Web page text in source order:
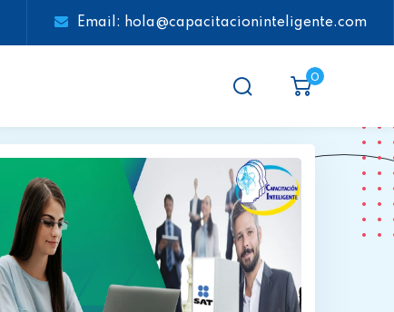
Email: hola@capacitacioninteligente.com
0